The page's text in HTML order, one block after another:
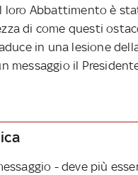
loro Abbattimento è
di come questi
in una lesione
messaggio il
- deve più